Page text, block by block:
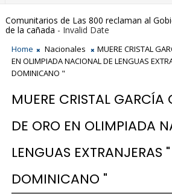
Comunitarios de Las 800 reclaman al
de la cañada - Invalid Date
Home Nacionales
MUERE CRISTAL
EN OLIMPIADA NACIONAL DE LENGUAS
DOMINICANO "
MUERE CRISTAL GARCÍA
DE ORO EN OLIMPIADA
LENGUAS EXTRANJERAS
DOMINICANO "